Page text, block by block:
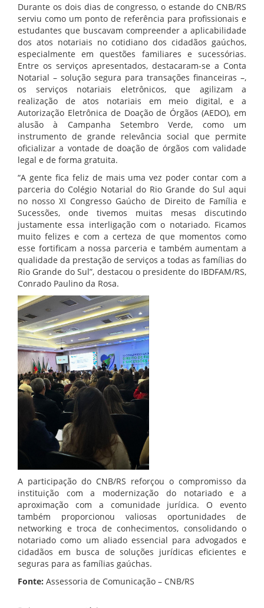
Durante os dois dias de congresso, o estande do CNB/RS
serviu como um ponto de referência para profissionais e
estudantes que buscavam compreender a aplicabilidade
dos atos notariais no cotidiano dos cidadãos gaúchos,
especialmente em questões familiares e sucessórias.
Entre os serviços apresentados, destacaram-se a Conta
Notarial – solução segura para transações financeiras –,
os serviços notariais eletrônicos, que agilizam a
realização de atos notariais em meio digital, e a
Autorização Eletrônica de Doação de Órgãos (AEDO), em
alusão à Campanha Setembro Verde, como um
instrumento de grande relevância social que permite
oficializar a vontade de doação de órgãos com validade
legal e de forma gratuita.
“A gente fica feliz de mais uma vez poder contar com a
parceria do Colégio Notarial do Rio Grande do Sul aqui
no nosso XI Congresso Gaúcho de Direito de Família e
Sucessões, onde tivemos muitas mesas discutindo
justamente essa interligação com o notariado. Ficamos
muito felizes e com a certeza de que momentos como
esse fortificam a nossa parceria e também aumentam a
qualidade da prestação de serviços a todas as famílias do
Rio Grande do Sul”, destacou o presidente do IBDFAM/RS,
Conrado Paulino da Rosa.
A participação do CNB/RS reforçou o compromisso da
instituição com a modernização do notariado e a
aproximação com a comunidade jurídica. O evento
também proporcionou valiosas oportunidades de
networking e troca de conhecimentos, consolidando o
notariado como um aliado essencial para advogados e
cidadãos em busca de soluções jurídicas eficientes e
seguras para as famílias gaúchas.
Fonte: Assessoria de Comunicação – CNB/RS